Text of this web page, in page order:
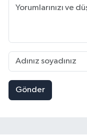
Gönder